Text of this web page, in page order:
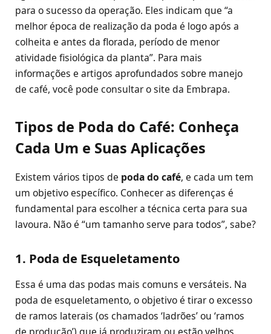
para o sucesso da operação. Eles indicam que “a
melhor época de realização da poda é logo após a
colheita e antes da florada, período de menor
atividade fisiológica da planta”. Para mais
informações e artigos aprofundados sobre manejo
de café, você pode consultar o site da Embrapa.
Tipos de Poda do Café: Conheça
Cada Um e Suas Aplicações
Existem vários tipos de poda do café, e cada um tem
um objetivo específico. Conhecer as diferenças é
fundamental para escolher a técnica certa para sua
lavoura. Não é “um tamanho serve para todos”, sabe?
1. Poda de Esqueletamento
Essa é uma das podas mais comuns e versáteis. Na
poda de esqueletamento, o objetivo é tirar o excesso
de ramos laterais (os chamados ‘ladrões’ ou ‘ramos